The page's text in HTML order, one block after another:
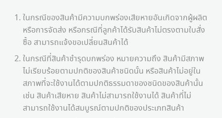
ในกรณีของสินค้ามีความบกพร่องเสียหายอันเกิดจากผู้ผลิต
หรือการจัดส่ง หรือกรณีที่ลูกค้าได้รับสินค้าไม่ตรงตามใบสั่ง
ซื้อ สามารถแจ้งขอเปลี่ยนสินค้าได้
ในกรณีที่สินค้าชำรุดบกพร่อง หมายความถึง สินค้ามีสภาพ
ไม่เรียบร้อยตามปกติของสินค้าชนิดนั้น หรือสินค้าไม่อยู่ใน
สภาพที่จะใช้งานได้ตามปกติธรรมดาของชนิดของสินค้านั้น
เช่น สินค้าเสียหาย สินค้าไม่สามารถใช้งานได้ สินค้าที่ไม่
สามารถใช้งานได้สมบูรณ์ตามปกติของประเภทสินค้า